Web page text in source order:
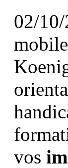
02/
vos